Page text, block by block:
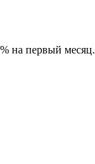
на первый месяц.